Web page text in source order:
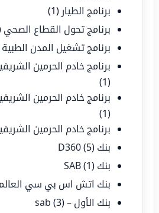
برنامج الطيار (1)
برنامج تحول القطاع الصحي
برنامج تشغيل المدن الطبية
برنامج خادم الحرمين
(1)
برنامج خادم الحرمين
(1)
برنامج خادم الحرمين
بنك D360 (5)
بنك SAB (1)
بنك اتش اس بي سي
بنك الأول – sab(3)